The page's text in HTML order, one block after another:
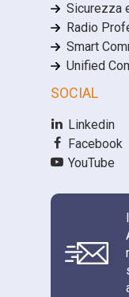
Sicurezza
Radio
Smart
Unified
SOCIAL
Linkedin
Facebook
YouTube